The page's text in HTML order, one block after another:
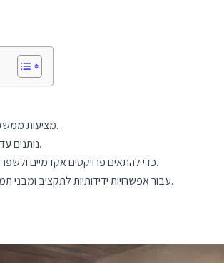
פלטפורמות כמו GradeMiners ו-PaperHelp מציעות ממשקים ידידותיים למשתמש לניווט קל ולבחירת פרויקטים.
שירותים כמו Ultius ו- EssayPro נותנים עדיפות לאיכות, יושרה אקדמית ואספקה בזמן לכל הרמות האקדמיות.
התאמה אישית ושיתוף פעולה מודגשים על ידי פלטפורמות כמו EduBirdie ו- StudyBay כדי להתאים פרויקטים אקדמיים ולשפר את האיכות.
שקול פלטפורמות כמו EduBirdie ו- BuyEssayClub עבור אפשרויות ידידותיות לתקציב ומבני תמחור שקופים המבוססים על מורכבות הפרויקט.